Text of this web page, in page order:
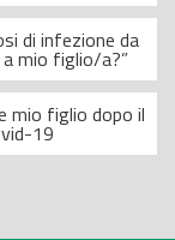
di infezione da
a mio figlio/a?”
mio figlio dopo il
19